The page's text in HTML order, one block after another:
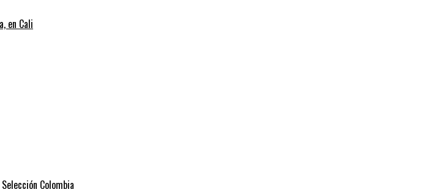
en Cali
Colombia